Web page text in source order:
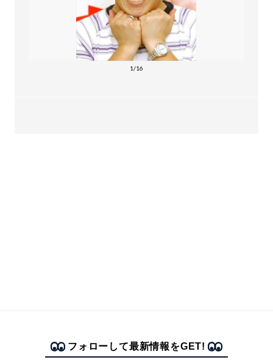
1/16
フォローして最新情報をGET!